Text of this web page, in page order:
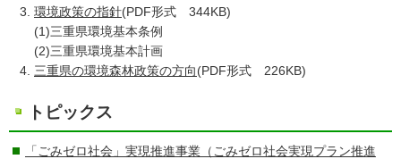
環境政策の指針(PDF形式 344KB)
(1)三重県環境基本条例
(2)三重県環境基本計画
三重県の環境森林政策の方向(PDF形式 226KB)
トピックス
「ごみゼロ社会」実現推進事業（ごみゼロ社会実現プラン推進